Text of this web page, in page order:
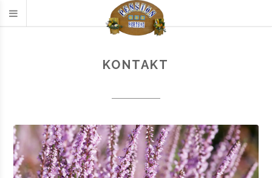
KONTAKT